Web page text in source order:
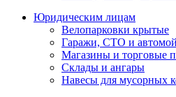
Юридическим лицам
Велопарковки крытые
Гаражи, СТО и
Магазины и торговые
Склады и ангары
Навесы для мусорных